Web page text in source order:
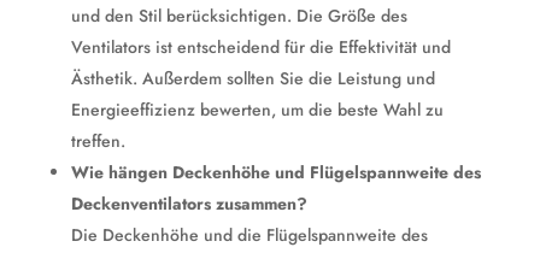
und den Stil berücksichtigen. Die Größe des
Ventilators ist entscheidend für die Effektivität und
Ästhetik. Außerdem sollten Sie die Leistung und
Energieeffizienz bewerten, um die beste Wahl zu
treffen.
Wie hängen Deckenhöhe und Flügelspannweite des
Deckenventilators zusammen?
Die Deckenhöhe und die Flügelspannweite des